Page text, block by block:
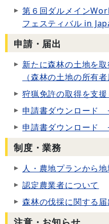
第６回ダルメイン
フェスティバル in
申請・届出
新たに森林の土地を
（森林の土地の所有者
狩猟免許の取得を支援
申請書ダウンロー
申請書ダウンロー
制度・業務
人・農地プランから
認定農業者について
森林の伐採に関する